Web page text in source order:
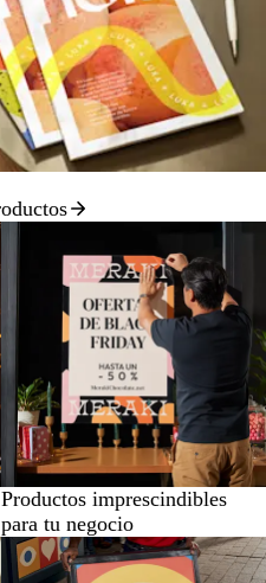
Productos imprescindibles
para tu negocio